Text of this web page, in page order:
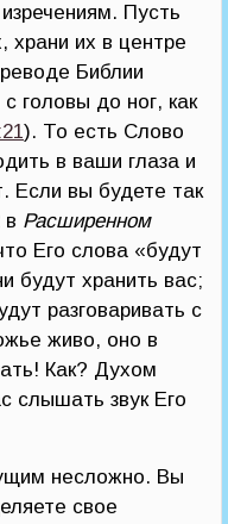
Пусть
храни их в центре
Библии
головы до ног, как
). То есть Слово
в ваши глаза и
Если вы будете так
в Расширенном
Его слова «будут
будут хранить вас;
разговаривать с
живо, оно в
Как? Духом
слышать звук Его
несложно. Вы
свое